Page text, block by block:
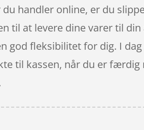
handler online, er du
til at levere dine varer til
god fleksibilitet for dig. I
til kassen, når du er